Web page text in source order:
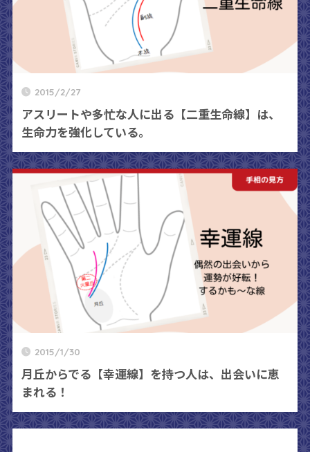
2015/2/27
アスリートや多忙な人に出る【二重生命線】は、
生命力を強化している。
2015/1/30
月丘からでる【幸運線】を持つ人は、出会いに恵
まれる！